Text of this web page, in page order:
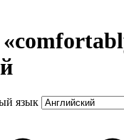
язык